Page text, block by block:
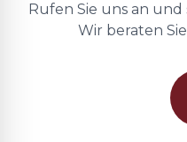
Rufen Sie uns an
Wir beraten